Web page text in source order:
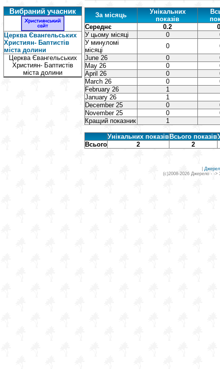
Вибраний учасник
Церква Євангельських
Християн- Баптистів
міста долини
Церква Євангельських
Християн- Баптистів
міста долини
За місяць
Унікальних
показів
Середнє
0.2
У цьому місяці
0
У минуломі
місяці
0
June 26
0
May 26
0
April 26
0
March 26
0
February 26
1
January 26
1
December 25
0
November 25
0
Кращий показник
1
Унікальних показів Всього показів
Всього
2 2
(c)2008-2026 Джерело - ->